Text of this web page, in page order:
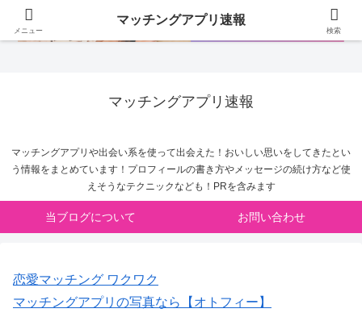
マッチングアプリ速報
マッチングアプリや出会い系を使って出会えた！おいしい思いをしてきたとい
う情報をまとめています！プロフィールの書き方やメッセージの続け方など使
えそうなテクニックなども！PRを含みます
当ブログについて お問い合わせ
恋愛マッチング ワクワク
マッチングアプリの写真なら【オトフィー】
メニュー
マッチングアプリ速報
検索